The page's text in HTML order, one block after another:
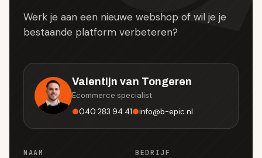
Werk je aan een nieuwe webshop of wil je je
bestaande platform verbeteren?
Valentijn van Tongeren
Ecommerce specialist
●040 283 94 41●info@b-epic.nl
NAAM BEDRIJF